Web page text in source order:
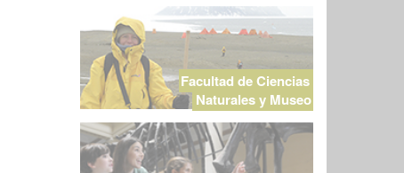
Facultad de Ciencias
Naturales y Museo